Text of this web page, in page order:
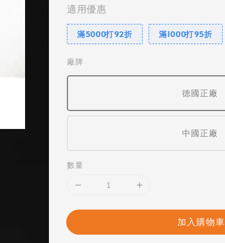
適用優惠
滿5000打92折 滿1000打95折
廠牌
德國正廠
中國正廠
數量
加入購物車